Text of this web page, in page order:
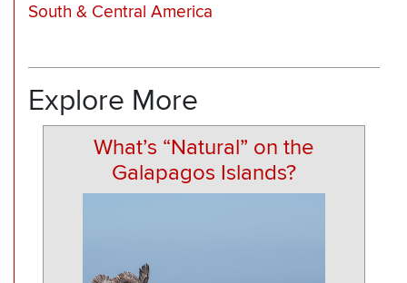
South & Central America
Explore More
What’s “Natural” on the
Galapagos Islands?